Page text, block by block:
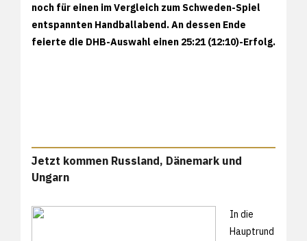
noch für einen im Vergleich zum Schweden-Spiel
entspannten Handballabend. An dessen Ende
feierte die DHB-Auswahl einen 25:21 (12:10)-Erfolg.
Jetzt kommen Russland, Dänemark und
Ungarn
In die
Hauptrund